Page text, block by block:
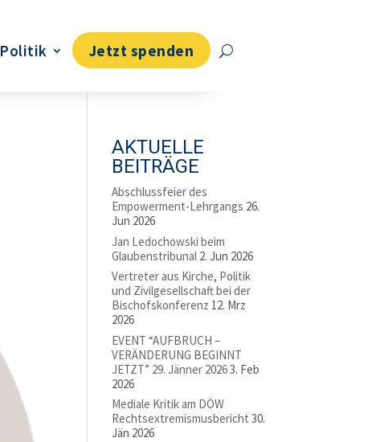
Politik Jetzt spenden
AKTUELLE
BEITRÄGE
Abschlussfeier des
Empowerment-Lehrgangs 26.
Jun 2026
Jan Ledochowski beim
Glaubenstribunal 2. Jun 2026
Vertreter aus Kirche, Politik
und Zivilgesellschaft bei der
Bischofskonferenz 12. Mrz
2026
EVENT “AUFBRUCH –
VERÄNDERUNG BEGINNT
JETZT” 29. Jänner 20263. Feb
2026
Mediale Kritik am DÖW
Rechtsextremismusbericht 30.
Jän 2026